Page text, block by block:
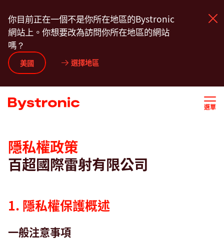
至
主
容
你目前正在一個不是你所在地區的Bystronic
網站上。你想要改為訪問你所在地區的網站
嗎？
美國 選擇地區
選單
機台和軟體
服務
新聞中心
企業
An overview of data protection General information
隱私權政策
百超國際雷射有限公司
An
overview
1. 隱私權保護概述
一般注意事項